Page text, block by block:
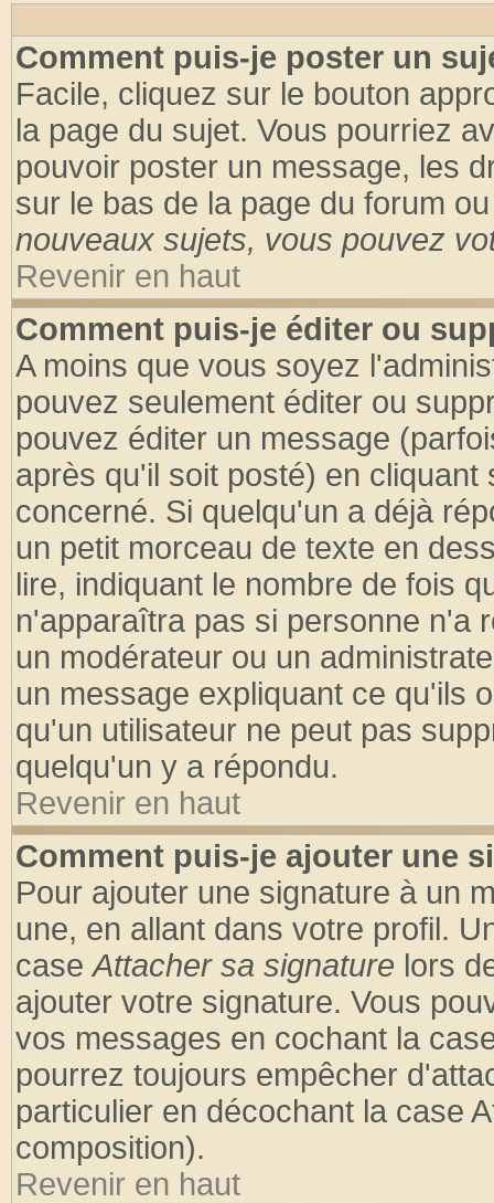
Comment puis-je poster un
Facile, cliquez sur le bouton
la page du sujet. Vous pourriez
pouvoir poster un message, les
sur le bas de la page du forum
nouveaux sujets, vous pouvez
Revenir en haut
Comment puis-je éditer ou
A moins que vous soyez
pouvez seulement éditer ou
pouvez éditer un message
après qu'il soit posté) en
concerné. Si quelqu'un a déjà
un petit morceau de texte en
lire, indiquant le nombre de fois
n'apparaîtra pas si personne n'a
un modérateur ou un
un message expliquant ce qu'ils
qu'un utilisateur ne peut pas
quelqu'un y a répondu.
Revenir en haut
Comment puis-je ajouter une
Pour ajouter une signature à un
une, en allant dans votre profil.
caseAttacher sa signature lors
ajouter votre signature. Vous
vos messages en cochant la
pourrez toujours empêcher
particulier en décochant la case
composition).
Revenir en haut